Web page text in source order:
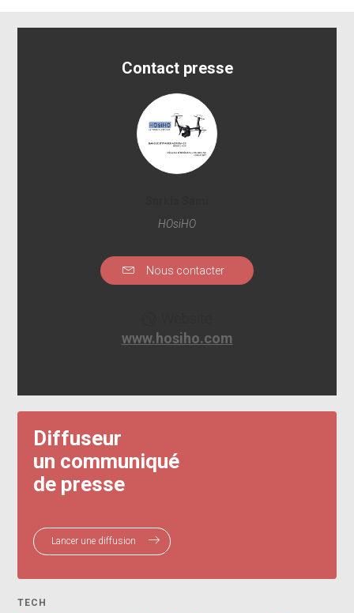
Contact presse
HOsiHO
Nous contacter
www.hosiho.com
Diffuseur
un communiqué
de presse
Lancer une diffusion
TECH